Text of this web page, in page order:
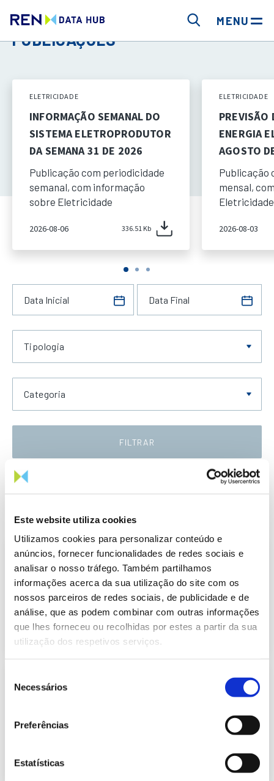
Este website utiliza cookies
Utilizamos cookies para personalizar conteúdo e
anúncios, fornecer funcionalidades de redes sociais e
analisar o nosso tráfego. Também partilhamos
informações acerca da sua utilização do site com os
nossos parceiros de redes sociais, de publicidade e de
análise, que as podem combinar com outras informações
que lhes forneceu ou recolhidas por estes a partir da sua
utilização dos respetivos serviços.
Necessários
Preferências
Estatísticas
MENU
PUBLICAÇÕES
ELETRICIDADE
INFORMAÇÃO SEMANAL DO
SISTEMA ELETROPRODUTOR
DA SEMANA 31 DE 2026
Publicação com periodicidade
semanal, com informação
sobre Eletricidade
2026-08-06 336.51 Kb
ELETRICIDADE
PREVISÃO
ENERGIA
AGOSTO
Publicação
mensal,
Eletricidade
2026-08-03
Tipologia
Categoria
FILTRAR
Data Decrescente
234.65 Kb
Informação Semanal do Sistema
Eletroprodutor da semana 5 de 2024
Publicação com periodicidade semanal, com
informação sobre Eletricidade
2024-02-05 Eletricidade
Eletroprodutor da semana 5 de 2023